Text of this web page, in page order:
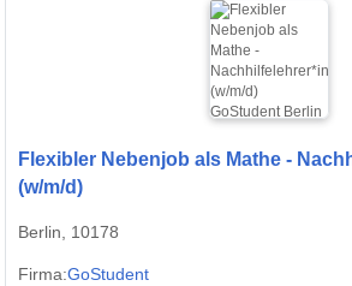
Flexibler Nebenjob als Mathe -
(w/m/d)
Berlin, 10178
Firma:GoStudent